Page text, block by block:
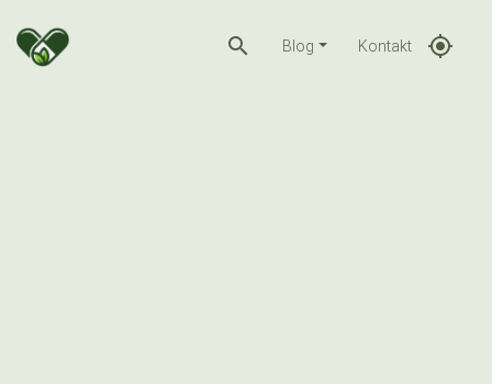
search Blog Kontakt gps_fixed